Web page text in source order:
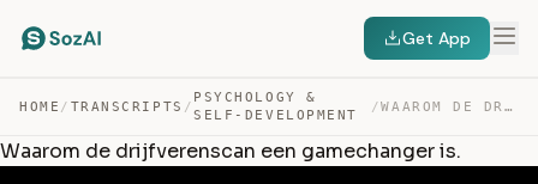
Get App
HOME / TRANSCRIPTS /
PSYCHOLOGY &
SELF-DEVELOPMENT
/ WAAROM DE DRIJFVERENSCAN EEN GAMECHANGER IS. — TRANSCRIPT
Waarom de drijfverenscan een gamechanger is.